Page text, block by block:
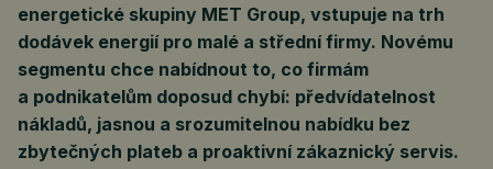
energetické skupiny MET Group, vstupuje na trh
dodávek energií pro malé a střední firmy. Novému
segmentu chce nabídnout to, co firmám
a podnikatelům doposud chybí: předvídatelnost
nákladů, jasnou a srozumitelnou nabídku bez
zbytečných plateb a proaktivní zákaznický servis.